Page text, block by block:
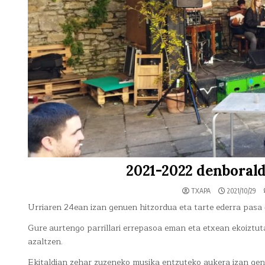
2021-2022
TXAPA 2021/10/29
Urriaren 24ean izan genuen hitzordua eta tarte ederra
Gure aurtengo parrillari errepasoa eman eta etxean
azaltzen.